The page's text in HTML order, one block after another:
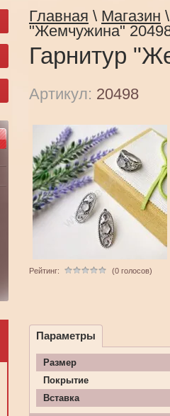
Главная \ Магазин
"Жемчужина"
Гарнитур
Артикул: 20498
Рейтинг: (0 голосов)
Параметры
Размер
Покрытие
Вставка